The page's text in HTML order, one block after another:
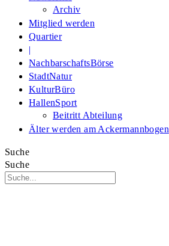
Archiv
Mitglied werden
Quartier
|
NachbarschaftsBörse
StadtNatur
KulturBüro
HallenSport
Beitritt Abteilung
Älter werden am Ackermannbogen
Suche
Suche